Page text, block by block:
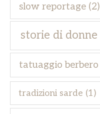
slow reportage (2)
storie di donne
tatuaggio berbero
tradizioni sarde (1)